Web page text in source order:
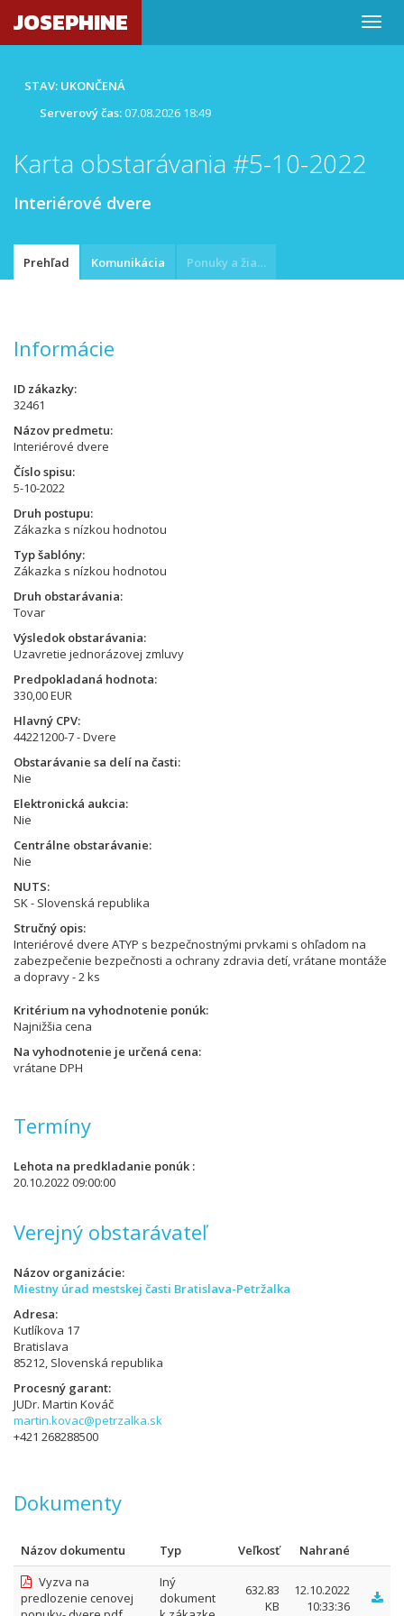
JOSEPHINE
STAV: UKONČENÁ
Serverový čas:07.08.2026 18:49
Karta obstarávania #5-10-2022
Interiérové dvere
Prehľad Komunikácia Ponuky a žiadosti
Informácie
ID zákazky
32461
Názov predmetu
Interiérové dvere
Číslo spisu
5-10-2022
Druh postupu
Zákazka s nízkou hodnotou
Typ šablóny
Zákazka s nízkou hodnotou
Druh obstarávania
Tovar
Výsledok obstarávania
Uzavretie jednorázovej zmluvy
Predpokladaná hodnota
330,00 EUR
Hlavný CPV
44221200-7 - Dvere
Obstarávanie sa delí na časti
Nie
Elektronická aukcia
Nie
Centrálne obstarávanie
Nie
NUTS
SK - Slovenská republika
Stručný opis
Interiérové dvere ATYP s bezpečnostnými prvkami s ohľadom na
zabezpečenie bezpečnosti a ochrany zdravia detí, vrátane montáže
a dopravy - 2 ks
Kritérium na vyhodnotenie ponúk
Najnižšia cena
Na vyhodnotenie je určená cena
vrátane DPH
Termíny
Lehota na predkladanie ponúk
20.10.2022 09:00:00
Verejný obstarávateľ
Názov organizácie
Miestny úrad mestskej časti Bratislava-Petržalka
Adresa
Kutlíkova 17
Bratislava
85212, Slovenská republika
Procesný garant
JUDr. Martin Kováč
martin.kovac@petrzalka.sk
+421 268288500
Dokumenty
Názov dokumentu Typ Veľkosť
Nahrané
Vyzva na
predlozenie cenovej
Iný
dokument
632.83
KB
12.10.2022
10:33:36